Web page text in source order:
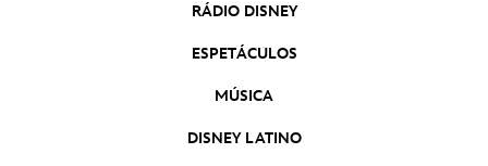
RÁDIO DISNEY
ESPETÁCULOS
MÚSICA
DISNEY LATINO